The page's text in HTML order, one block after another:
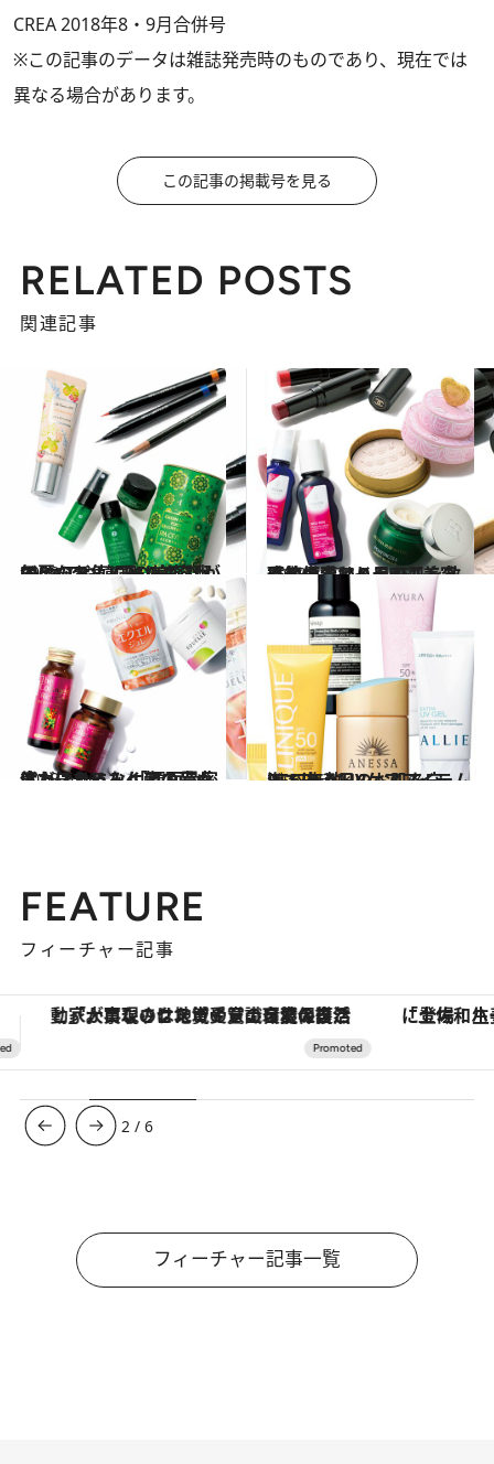
CREA 2018年8・9月合併号
※この記事のデータは雑誌発売時のものであり、現在では
異なる場合があります。
この記事の掲載号を見る
RELATED POSTS
関連記事
2018.7.2
UVケアや韓国の美容話が気になる！ CREA美容班の夏のお気に入りコスメ
ビューティ＆ヘルス 2018.5.27
季節の変わり目の肌を救う救世主は？ CREA美容班の偏愛アイテム
ビューティ＆ヘルス
2018.6.26
体だけじゃなく顔の骨もスカスカに！ 「顔面骨密度」はたるみケアの盲点
ビューティ＆ヘルス 2018.5.22
海で遊ぶ日のお肌を守る！ 無敵UVケアアイテムBEST8
ビューティ＆ヘルス
FEATURE
フィーチャー記事
「土佐和ハーブかき氷」がOMO7高知に登場！生姜、山椒、大葉など目にも舌にも涼を呼ぶ郷土の味 ヴァシュロン・コンスタンタ
3 /6
フィーチャー記事一覧